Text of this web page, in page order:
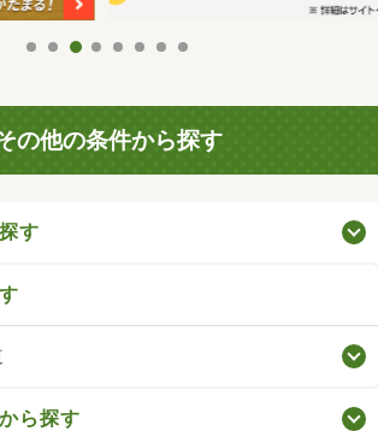
の他の条件から探す
す
ら探す